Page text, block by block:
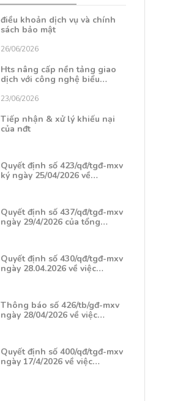
điều khoản dịch vụ và chính
sách bảo mật
26/06/2026
Hts nâng cấp nền tảng giao
dịch với công nghệ biểu…
23/06/2026
Tiếp nhận & xử lý khiếu nại
của nđt
Quyết định số 423/qđ/tgđ-mxv
ký ngày 25/04/2026 về…
Quyết định số 437/qđ/tgđ-mxv
ngày 29/4/2026 của tổng…
Quyết định số 430/qđ/tgđ-mxv
ngày 28.04.2026 về việc…
Thông báo số 426/tb/gđ-mxv
ngày 28/04/2026 về việc…
Quyết định số 400/qđ/tgđ-mxv
ngày 17/4/2026 về việc…